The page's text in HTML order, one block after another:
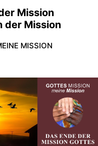
Mission
der Mission
MISSION